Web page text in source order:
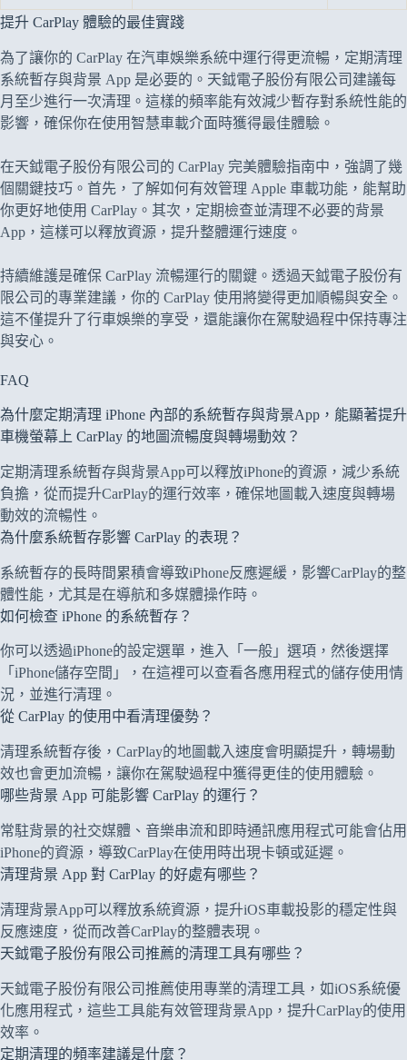
提升 CarPlay 體驗的最佳實踐
為了讓你的 CarPlay 在汽車娛樂系統中運行得更流暢，定期清理
系統暫存與背景 App 是必要的。天鉞電子股份有限公司建議每
月至少進行一次清理。這樣的頻率能有效減少暫存對系統性能的
影響，確保你在使用智慧車載介面時獲得最佳體驗。
在天鉞電子股份有限公司的 CarPlay 完美體驗指南中，強調了幾
個關鍵技巧。首先，了解如何有效管理 Apple 車載功能，能幫助
你更好地使用 CarPlay。其次，定期檢查並清理不必要的背景
App，這樣可以釋放資源，提升整體運行速度。
持續維護是確保 CarPlay 流暢運行的關鍵。透過天鉞電子股份有
限公司的專業建議，你的 CarPlay 使用將變得更加順暢與安全。
這不僅提升了行車娛樂的享受，還能讓你在駕駛過程中保持專注
與安心。
FAQ
為什麼定期清理 iPhone 內部的系統暫存與背景App，能顯著提升
車機螢幕上 CarPlay 的地圖流暢度與轉場動效？
定期清理系統暫存與背景App可以釋放iPhone的資源，減少系統
負擔，從而提升CarPlay的運行效率，確保地圖載入速度與轉場
動效的流暢性。
為什麼系統暫存影響 CarPlay 的表現？
系統暫存的長時間累積會導致iPhone反應遲緩，影響CarPlay的整
體性能，尤其是在導航和多媒體操作時。
如何檢查 iPhone 的系統暫存？
你可以透過iPhone的設定選單，進入「一般」選項，然後選擇
「iPhone儲存空間」，在這裡可以查看各應用程式的儲存使用情
況，並進行清理。
從 CarPlay 的使用中看清理優勢？
清理系統暫存後，CarPlay的地圖載入速度會明顯提升，轉場動
效也會更加流暢，讓你在駕駛過程中獲得更佳的使用體驗。
哪些背景 App 可能影響 CarPlay 的運行？
常駐背景的社交媒體、音樂串流和即時通訊應用程式可能會佔用
iPhone的資源，導致CarPlay在使用時出現卡頓或延遲。
清理背景 App 對 CarPlay 的好處有哪些？
清理背景App可以釋放系統資源，提升iOS車載投影的穩定性與
反應速度，從而改善CarPlay的整體表現。
天鉞電子股份有限公司推薦的清理工具有哪些？
天鉞電子股份有限公司推薦使用專業的清理工具，如iOS系統優
化應用程式，這些工具能有效管理背景App，提升CarPlay的使用
效率。
定期清理的頻率建議是什麼？